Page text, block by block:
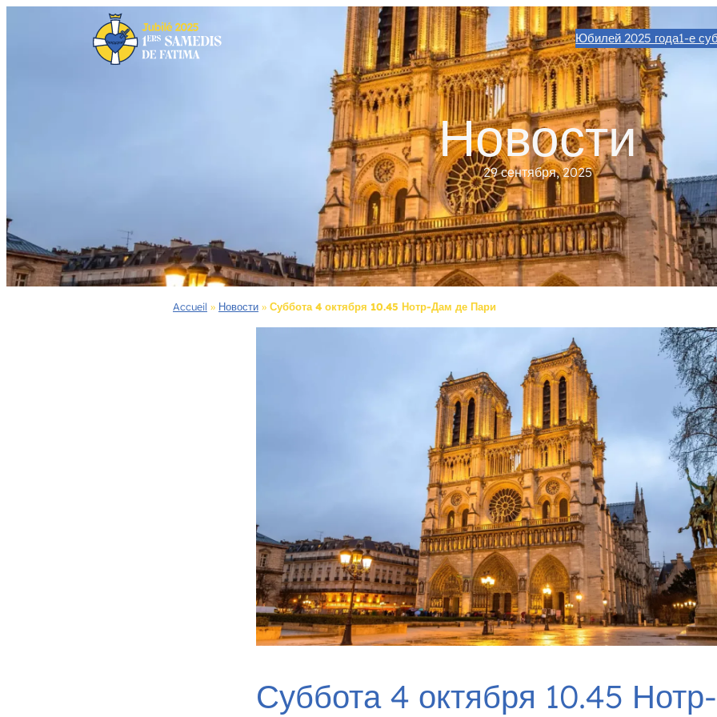
Юбилей 2025 года1-е
Новости
29 сентября, 2025
Accueil » Новости » Суббота 4 октября 10.45 Нотр-Дам де Пари
Суббота 4 октября 10.45